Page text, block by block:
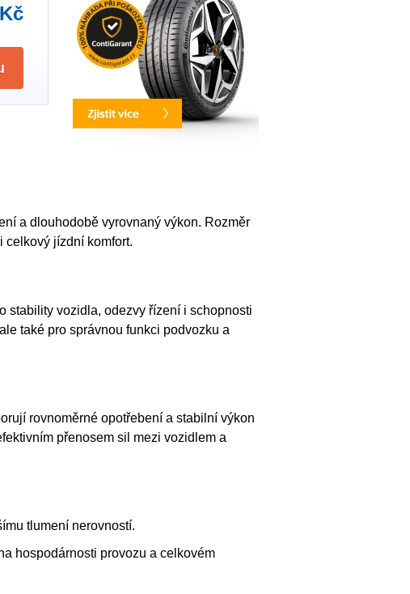
a dlouhodobě vyrovnaný výkon. Rozměr
celkový jízdní komfort.
stability vozidla, odezvy řízení i schopnosti
také pro správnou funkci podvozku a
rovnoměrné opotřebení a stabilní výkon
přenosem sil mezi vozidlem a
tlumení nerovností.
hospodárnosti provozu a celkovém